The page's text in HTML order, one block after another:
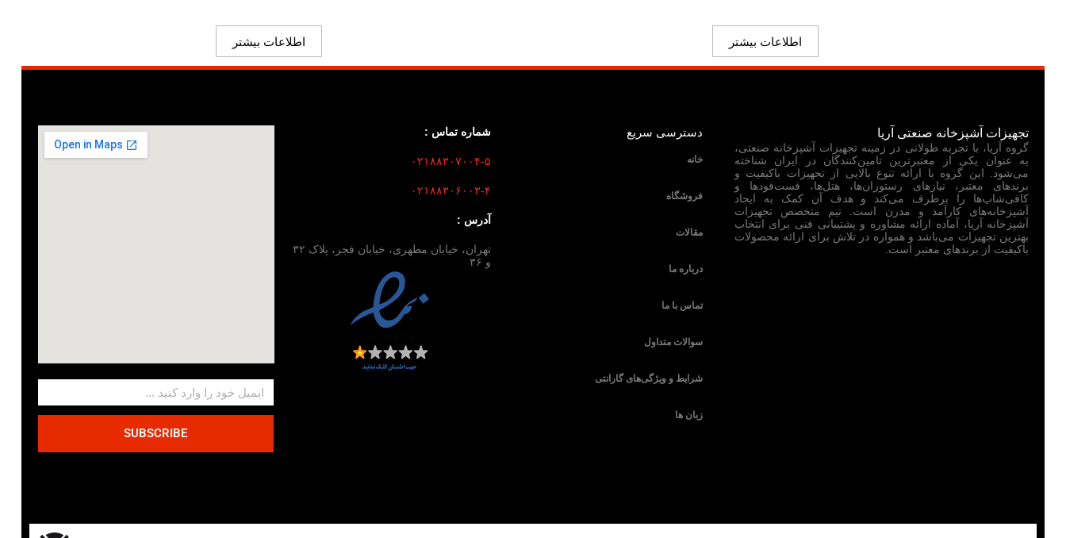
اطلاعات بیشتر اطلاعات بیشتر
تجهیزات آشپزخانه صنعتی آریا
گروه آریا، با تجربه طولانی در زمینه تجهیزات آشپزخانه صنعتی،
به عنوان یکی از معتبرترین تامین‌کنندگان در ایران شناخته
می‌شود. این گروه با ارائه تنوع بالایی از تجهیزات باکیفیت و
برندهای معتبر، نیازهای رستوران‌ها، هتل‌ها، فست‌فودها و
کافی‌شاپ‌ها را برطرف می‌کند و هدف آن کمک به ایجاد
آشپزخانه‌های کارآمد و مدرن است. تیم متخصص تجهیزات
آشپزخانه آریا، آماده ارائه مشاوره و پشتیبانی فنی برای انتخاب
بهترین تجهیزات می‌باشد و همواره در تلاش برای ارائه محصولات
باکیفیت از برندهای معتبر است.
دسترسی سریع
خانه
فروشگاه
مقالات
درباره ما
تماس با ما
سوالات متداول
شرایط و ویژگی‌های گارانتی
زبان ها
شماره تماس :
۰۲۱۸۸۳۰۷۰۰۴-۵
۰۲۱۸۸۳۰۶۰۰۳-۴
آدرس :
تهران، خیابان مطهری، خیابان فجر، پلاک ۳۲
و ۳۶
SUBSCRIBE